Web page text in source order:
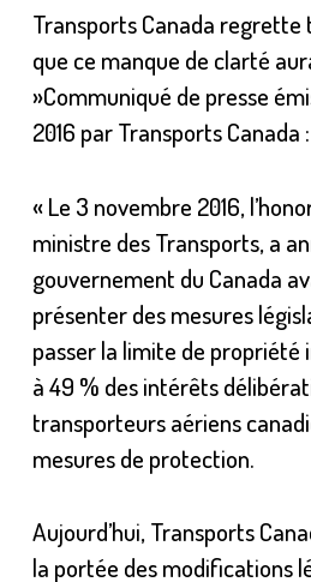
Transports Canada
que ce manque de clarté
»Communiqué de presse
2016 par Transports Canada :
« Le 3 novembre 2016,
ministre des Transports, a
gouvernement du Canada
présenter des mesures
passer la limite de
à 49 % des intérêts
transporteurs aériens
mesures de protection.
Aujourd’hui, Transports
la portée des modifications